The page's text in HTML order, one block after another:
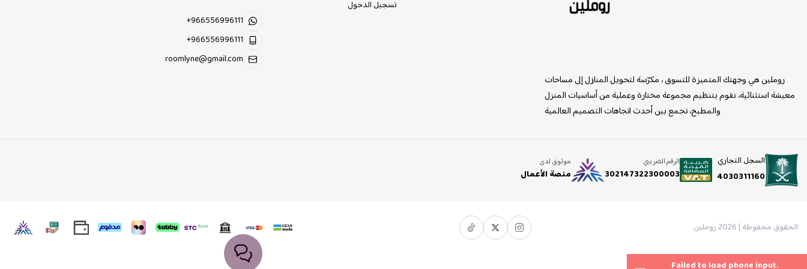
روملين هي وجهتك المتميزة للتسوق ، مكرّسة لتحويل المنازل إلى مساحات
معيشة استثنائية، نقوم بتنظيم مجموعة مختارة وعملية من أساسيات المنزل
والمطبخ، تجمع بين أحدث اتجاهات التصميم العالمية
تسجيل الدخول
+966556996111
+966556996111
roomlyne@gmail.com
السجل التجاري
4030311160
الرقم الضريبي
302147322300003
موثوق لدى
منصة الأعمال
الحقوق محفوظة | 2026 روملين
Failed to load phone input.